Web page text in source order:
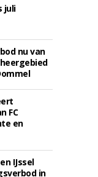
juli
nu van
FC
en
IJssel
in